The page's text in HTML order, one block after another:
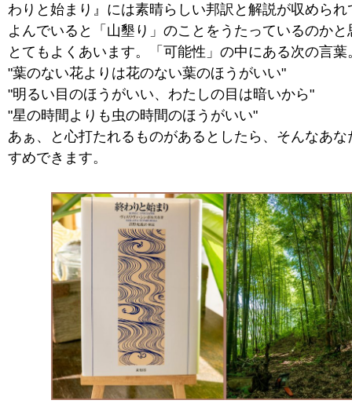
わりと始まり』には素晴らしい邦訳と解説が収められ
よんでいると「山墾り」のことをうたっているのかと
とてもよくあいます。「可能性」の中にある次の言葉
"葉のない花よりは花のない葉のほうがいい"
"明るい目のほうがいい、わたしの目は暗いから"
"星の時間よりも虫の時間のほうがいい"
あぁ、と心打たれるものがあるとしたら、そんなあな
すめできます。